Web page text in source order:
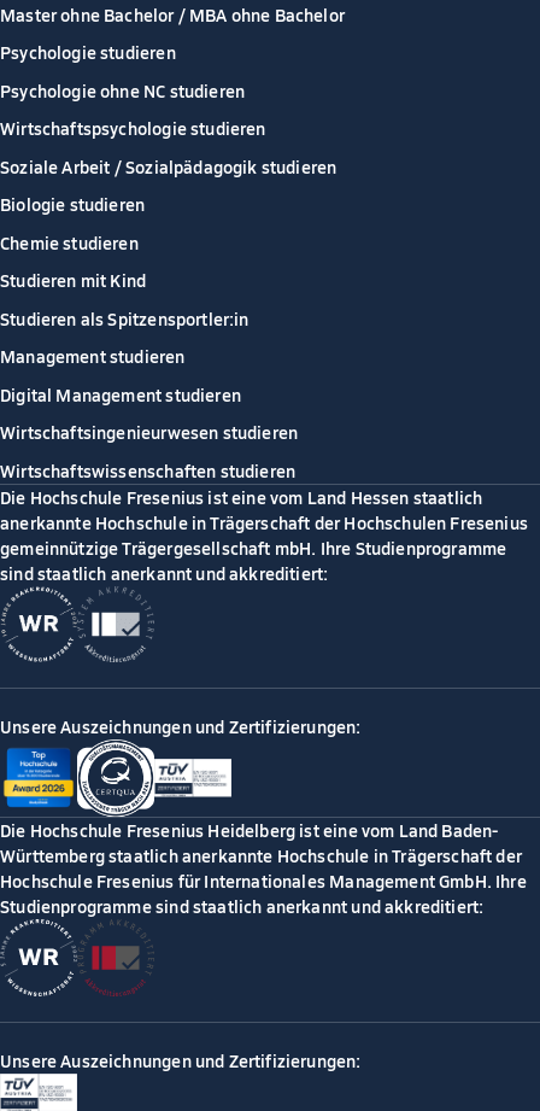
Master ohne Bachelor / MBA ohne Bachelor
Psychologie studieren
Psychologie ohne NC studieren
Wirtschaftspsychologie studieren
Soziale Arbeit / Sozialpädagogik studieren
Biologie studieren
Chemie studieren
Studieren mit Kind
Studieren als Spitzensportler:in
Management studieren
Digital Management studieren
Wirtschaftsingenieurwesen studieren
Wirtschaftswissenschaften studieren
Die Hochschule Fresenius ist eine vom Land Hessen staatlich
anerkannte Hochschule in Trägerschaft der Hochschulen Fresenius
gemeinnützige Trägergesellschaft mbH. Ihre Studienprogramme
sind staatlich anerkannt und akkreditiert:
Unsere Auszeichnungen und Zertifizierungen:
Die Hochschule Fresenius Heidelberg ist eine vom Land Baden-
Württemberg staatlich anerkannte Hochschule in Trägerschaft der
Hochschule Fresenius für Internationales Management GmbH. Ihre
Studienprogramme sind staatlich anerkannt und akkreditiert:
Unsere Auszeichnungen und Zertifizierungen: